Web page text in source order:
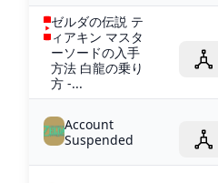
ゼルダの伝説 テ
ィアキン マスタ
ーソードの入手
方法 白龍の乗り
方 -...
Account
Suspended